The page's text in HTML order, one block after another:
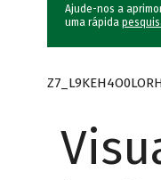
Ajude-nos a
uma rápida